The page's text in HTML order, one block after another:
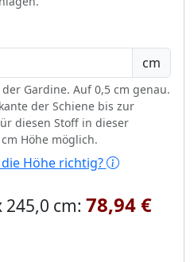
cm
Gardine. Auf 0,5 cm genau.
der Schiene bis zur
diesen Stoff in dieser
Höhe möglich.
Höhe richtig?
cm: 78,94 €